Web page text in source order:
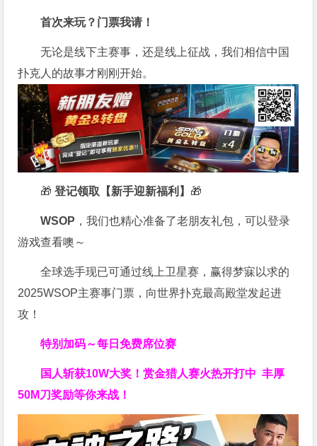
首次来玩？门票我请！
无论是线下主赛事，还是线上征战，我们相信中国
扑克人的故事才刚刚开始。
🎁 登记领取【新手迎新福利】 🎁
WSOP ，我们也精心准备了老朋友礼包，可以登录
游戏查看噢～
全球选手现已可通过线上卫星赛，赢得梦寐以求的
2025WSOP主赛事门票，向世界扑克最高殿堂发起进
攻！
特别加码～每日免费席位赛
国人斩获10W大奖！赏金猎人赛火热开打中 丰厚
50M刀奖励等你来战！